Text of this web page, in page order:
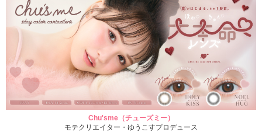
Chu'sme（チューズミー）
モテクリエイター・ゆうこすプロデュース